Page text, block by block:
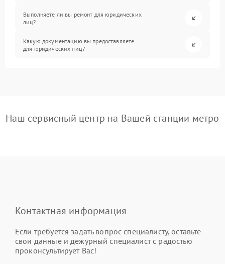
Выполняете ли вы ремонт для юридических
лиц?
Какую документацию вы предоставляете
для юридических лиц?
Наш сервисный центр на Вашей станции метро
Контактная информация
Если требуется задать вопрос специалисту, оставьте
свои данные и дежурный специалист с радостью
проконсультирует Вас!